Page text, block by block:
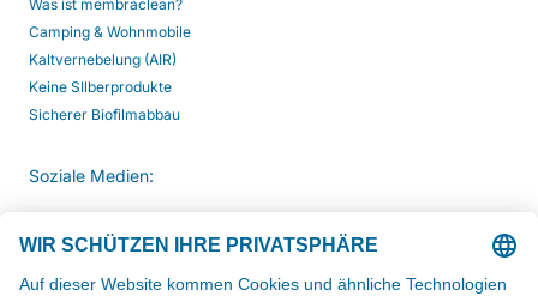
Was ist membraclean?
Camping & Wohnmobile
Kaltvernebelung (AIR)
Keine SIlberprodukte
Sicherer Biofilmabbau
Soziale Medien: